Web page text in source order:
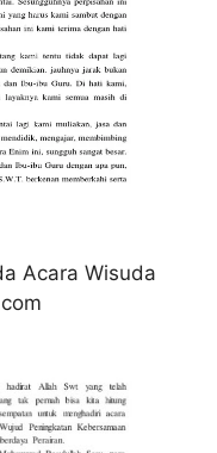
Acara Wisuda